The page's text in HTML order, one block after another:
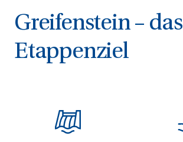
Greifenstein – das
Etappenziel